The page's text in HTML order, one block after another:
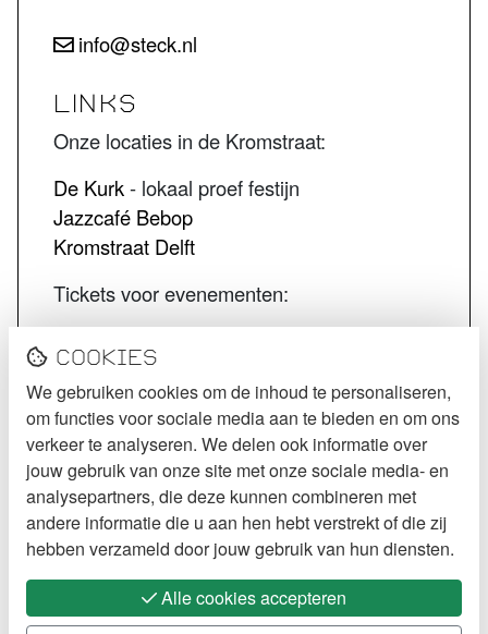
info@steck.nl
LINKS
Onze locaties in de Kromstraat:
De Kurk- lokaal proef festijn
Jazzcafé Bebop
Kromstraat Delft
Tickets voor evenementen:
De Kurk tickets
Jazzcafé Bebop tickets
VOLG STECK
Instagram
Facebook
Cookies
We gebruiken cookies om de inhoud te personaliseren,
om functies voor sociale media aan te bieden en om ons
verkeer te analyseren. We delen ook informatie over
jouw gebruik van onze site met onze sociale media- en
analysepartners, die deze kunnen combineren met
andere informatie die u aan hen hebt verstrekt of die zij
hebben verzameld door jouw gebruik van hun diensten.
Alle cookies accepteren